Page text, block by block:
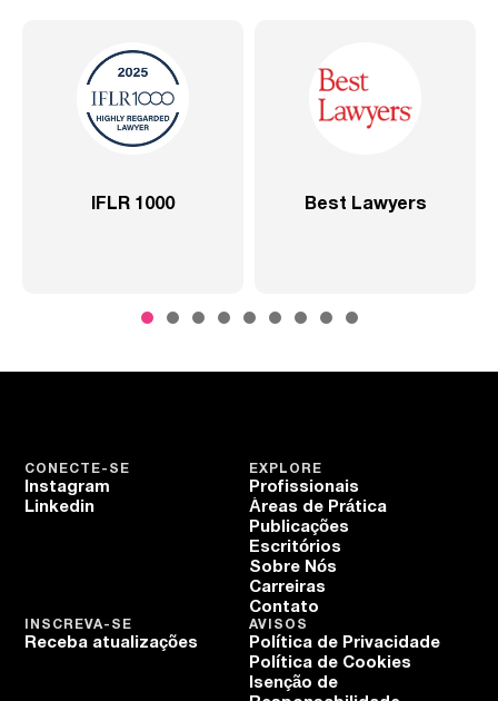
Best Lawyers
2020 –
EXPLORE
Profissionais
Áreas de Prática
Publicações
Escritórios
Sobre Nós
Carreiras
Contato
CONECTE-SE
Instagram
Linkedin
AVISOS
Política de Privacidade
Política de Cookies
Isenção de
INSCREVA-SE
Receba atualizações